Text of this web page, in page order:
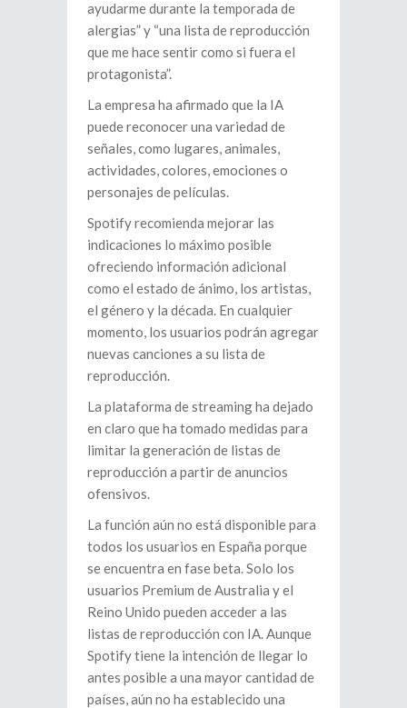
ayudarme durante la temporada de
alergias” y “una lista de reproducción
que me hace sentir como si fuera el
protagonista”.
La empresa ha afirmado que la IA
puede reconocer una variedad de
señales, como lugares, animales,
actividades, colores, emociones o
personajes de películas.
Spotify recomienda mejorar las
indicaciones lo máximo posible
ofreciendo información adicional
como el estado de ánimo, los artistas,
el género y la década. En cualquier
momento, los usuarios podrán agregar
nuevas canciones a su lista de
reproducción.
La plataforma de streaming ha dejado
en claro que ha tomado medidas para
limitar la generación de listas de
reproducción a partir de anuncios
ofensivos.
La función aún no está disponible para
todos los usuarios en España porque
se encuentra en fase beta. Solo los
usuarios Premium de Australia y el
Reino Unido pueden acceder a las
listas de reproducción con IA. Aunque
Spotify tiene la intención de llegar lo
antes posible a una mayor cantidad de
países, aún no ha establecido una